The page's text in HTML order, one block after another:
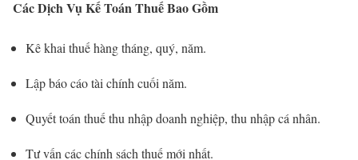
Các Dịch Vụ Kế Toán Thuế Bao Gồm
Kê khai thuế hàng tháng, quý, năm.
Lập báo cáo tài chính cuối năm.
Quyết toán thuế thu nhập doanh nghiệp, thu nhập cá nhân.
Tư vấn các chính sách thuế mới nhất.